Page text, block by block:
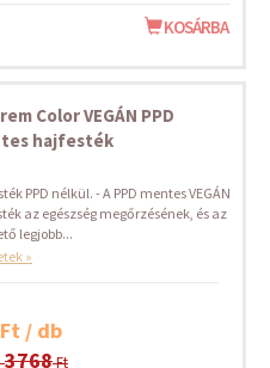
KOSÁRBA
Color VEGÁN PPD
hajfesték
PPD nélkül. - A PPD mentes VEGÁN
az egészség megőrzésének, és az
legjobb...
»
/ db
3768Ft